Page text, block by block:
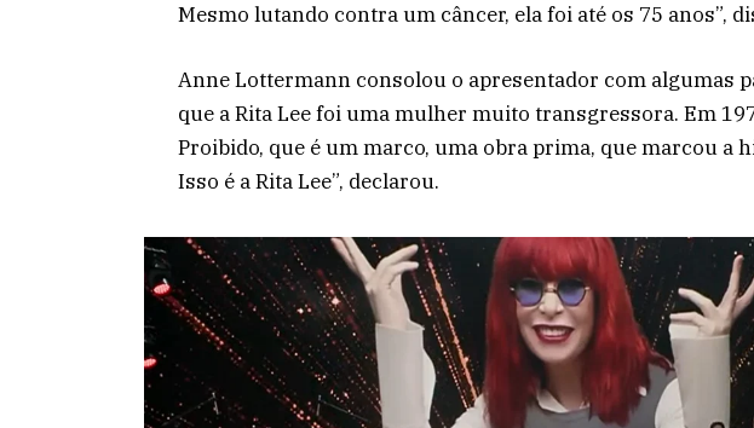
Mesmo lutando contra um câncer, ela foi até os 75 anos”,
Anne Lottermann consolou o apresentador com algumas
que a Rita Lee foi uma mulher muito transgressora. Em
Proibido, que é um marco, uma obra prima, que marcou a
Isso é a Rita Lee”, declarou.